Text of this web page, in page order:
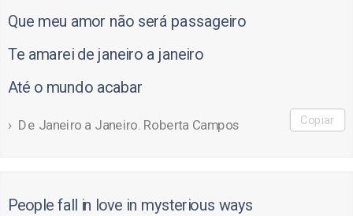
Que meu amor não será passageiro
Te amarei de janeiro a janeiro
Até o mundo acabar
De Janeiro a Janeiro. Roberta Campos Copiar
People fall in love in mysterious ways